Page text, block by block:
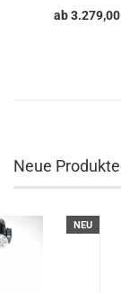
ab 3.279,00
Neue
NEU